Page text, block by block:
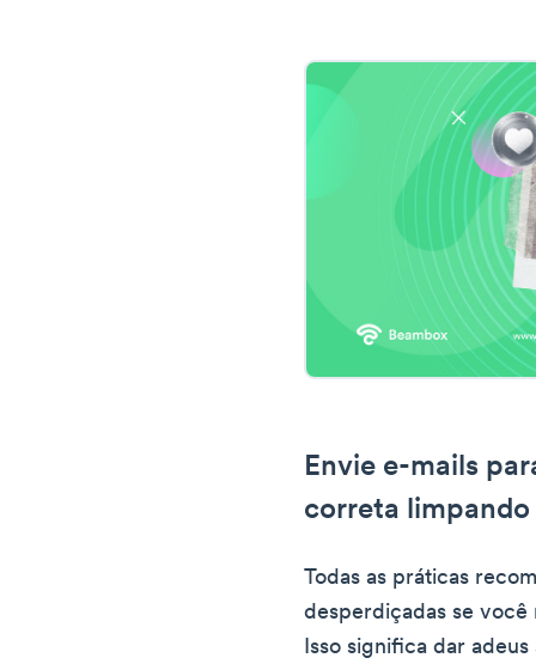
Envie e-mails
correta limpando
Todas as práticas
desperdiçadas se você
Isso significa dar